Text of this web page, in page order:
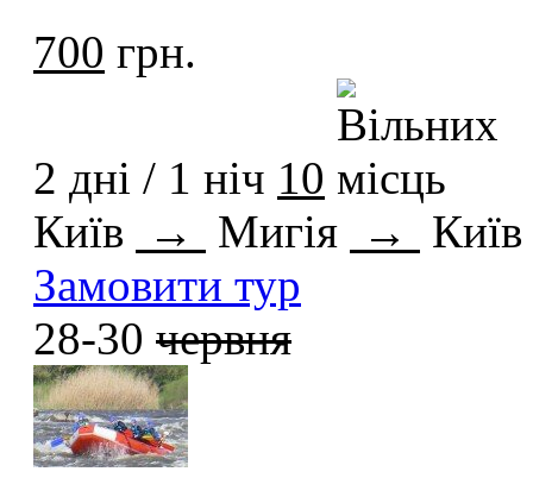
700 грн.
2 дні / 1 ніч 10
Київ
→ Мигія →
Київ
Замовити тур
28-30 червня